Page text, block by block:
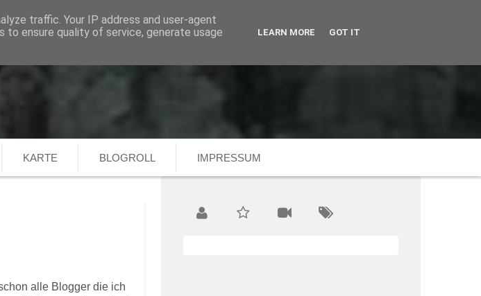
Das dunkeldreckige Brett
KARTE BLOGROLL IMPRESSUM
alle Blogger die ich
traffic. Your IP address and user-agent
to ensure quality of service, generate usage
LEARN MORE GOT IT